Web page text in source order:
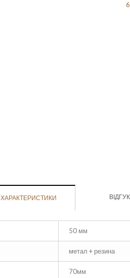
ХАРАКТЕРИСТИКИ
50 мм
метал + резина
70мм